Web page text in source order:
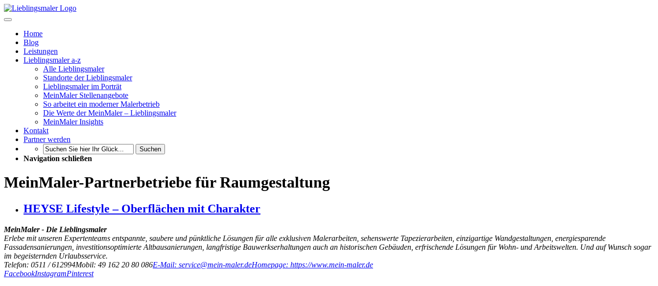
Home
Blog
Leistungen
Lieblingsmaler a-z
Alle Lieblingsmaler
Standorte der Lieblingsmaler
Lieblingsmaler im Porträt
MeinMaler Stellenangebote
So arbeitet ein moderner Malerbetrieb
Die Werte der MeinMaler – Lieblingsmaler
MeinMaler Insights
Kontakt
Partner werden
Suchen
Navigation schließen
MeinMaler-Partnerbetriebe für Raumgestaltung
HEYSE Lifestyle – Oberflächen mit Charakter
MeinMaler - Die Lieblingsmaler
Erlebe mit unseren Expertenteams entspannte, saubere und pünktliche Lösungen für alle exklusiven Malerarbeiten, sehenswerte Tapezierarbeiten, einzigartige Wandgestaltungen, energiesparende
Fassadensanierungen, investitionsoptimierte Altbausanierungen, langfristige Bauwerkserhaltungen auch an historischen Gebäuden, erfrischende Lösungen für Wohn- und Arbeitswelten. Und auf Wunsch sogar
im begeisternden Urlaubsservice.
Telefon: 0511 / 612994Mobil: 49 162 20 80 086E-Mail: service@mein-maler.deHomepage: https://www.mein-maler.de
FacebookInstagramPinterest